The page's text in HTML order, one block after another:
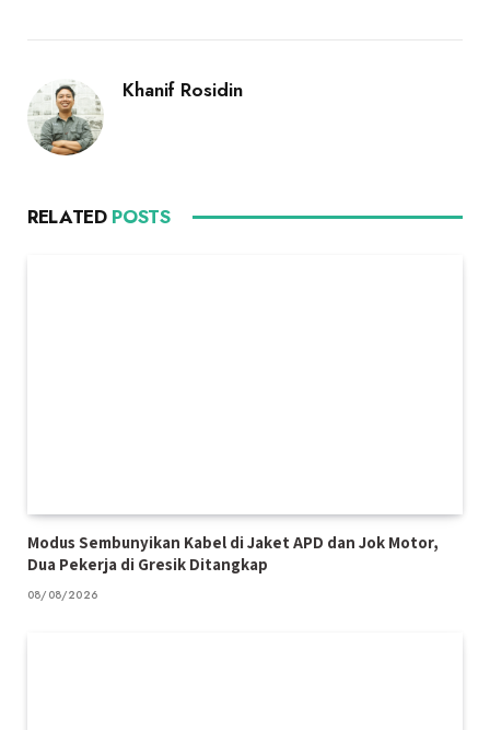
Khanif Rosidin
RELATED POSTS
Modus Sembunyikan Kabel di Jaket APD dan Jok Motor,
Dua Pekerja di Gresik Ditangkap
08/08/2026